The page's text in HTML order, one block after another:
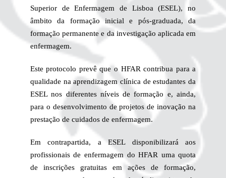
Superior de Enfermagem de Lisboa (ESEL), no
âmbito da formação inicial e pós-graduada, da
formação permanente e da investigação aplicada em
enfermagem.
Este protocolo prevê que o HFAR contribua para a
qualidade na aprendizagem clínica de estudantes da
ESEL nos diferentes níveis de formação e, ainda,
para o desenvolvimento de projetos de inovação na
prestação de cuidados de enfermagem.
Em contrapartida, a ESEL disponibilizará aos
profissionais de enfermagem do HFAR uma quota
de inscrições gratuitas em ações de formação,